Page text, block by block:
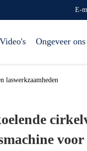
E-
Video's Ongeveer ons
laswerkzaamheden